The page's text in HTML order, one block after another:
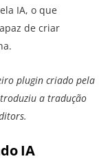
IA, o que
de criar
plugin criado pela
a tradução
IA